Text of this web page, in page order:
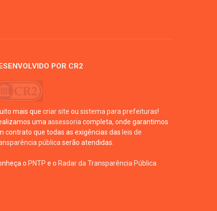
POR CR2
mais que criar site ou sistema para prefeituras!
uma assessoria completa, onde garantimos
contrato que todas as exigências das leis de
pública serão atendidas.
o PNTP e o Radar da Transparência Pública